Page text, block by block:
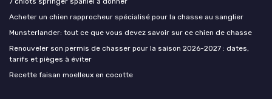
Acheter un chien rapprocheur spécialisé pour la chasse au sanglier
Munsterlander: tout ce que vous devez savoir sur ce chien de chasse
Renouveler son permis de chasser pour la saison 2026-2027 : dates,
tarifs et pièges à éviter
Recette faisan moelleux en cocotte